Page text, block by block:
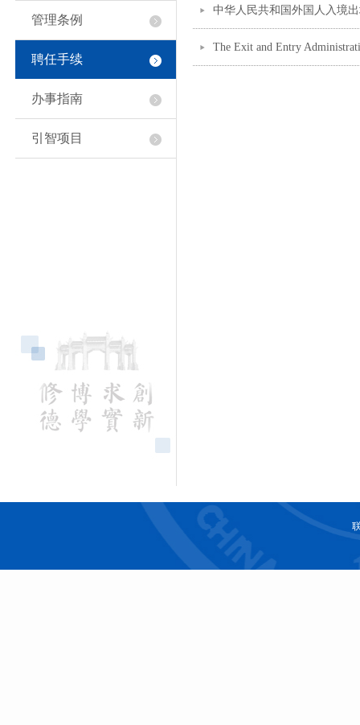
管理条例
聘任手续
办事指南
引智项目
中华人民共和国外国人入境
The Exit and Entry